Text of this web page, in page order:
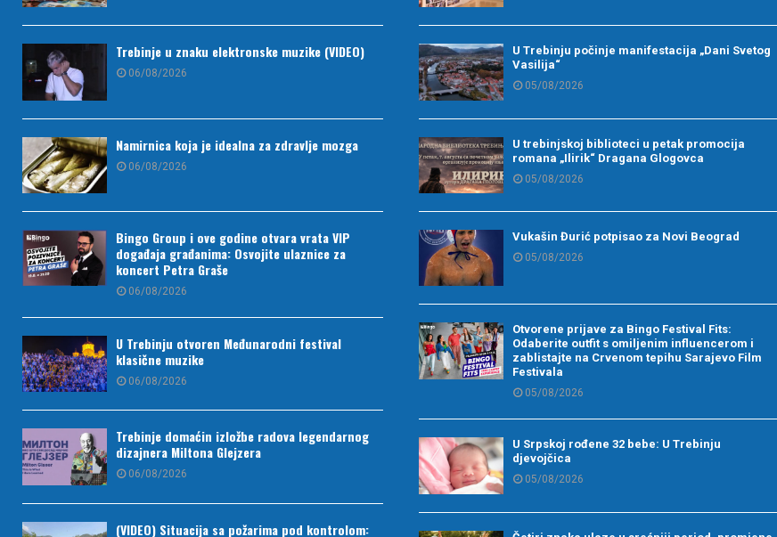
Trebinje u znaku elektronske muzike (VIDEO)
06/08/2026
Namirnica koja je idealna za zdravlje mozga
06/08/2026
Bingo Group i ove godine otvara vrata VIP
događaja građanima: Osvojite ulaznice za
koncert Petra Graše
06/08/2026
U Trebinju otvoren Međunarodni festival
klasične muzike
06/08/2026
Trebinje domaćin izložbe radova legendarnog
dizajnera Miltona Glejzera
06/08/2026
(VIDEO) Situacija sa požarima pod kontrolom:
U Trebinju počinje manifestacija „Dani Svetog
Vasilija“
05/08/2026
U trebinjskoj biblioteci u petak promocija
romana „Ilirik“ Dragana Glogovca
05/08/2026
Vukašin Đurić potpisao za Novi Beograd
05/08/2026
Otvorene prijave za Bingo Festival Fits:
Odaberite outfit s omiljenim influencerom i
zablistajte na Crvenom tepihu Sarajevo Film
Festivala
05/08/2026
U Srpskoj rođene 32 bebe: U Trebinju
djevojčica
05/08/2026